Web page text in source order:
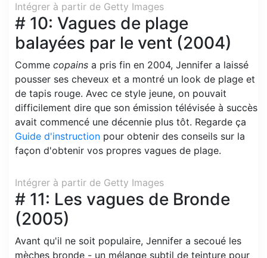
Intégrer à partir de Getty Images
# 10: Vagues de plage
balayées par le vent (2004)
Comme copains a pris fin en 2004, Jennifer a laissé
pousser ses cheveux et a montré un look de plage et
de tapis rouge. Avec ce style jeune, on pouvait
difficilement dire que son émission télévisée à succès
avait commencé une décennie plus tôt. Regarde ça
Guide d'instruction pour obtenir des conseils sur la
façon d'obtenir vos propres vagues de plage.
Intégrer à partir de Getty Images
# 11: Les vagues de Bronde
(2005)
Avant qu'il ne soit populaire, Jennifer a secoué les
mèches bronde - un mélange subtil de teinture pour